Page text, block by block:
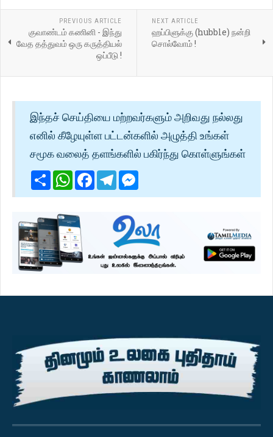
PREVIOUS ARTICLE
குவாண்டம் கணினி - இந்து
வேத தத்துவம் ஒரு கருத்தியல்
ஒப்பீடு !
NEXT ARTICLE
ஹப்பிளுக்கு (hubble) நன்றி
சொல்வோம் !
இந்தச் செய்தியை மற்றவர்களும் அறிவது நல்லது
எனில் கீழேயுள்ள பட்டன்களில் அழுத்தி உங்கள்
சமூக வலைத் தளங்களில் பகிர்ந்து கொள்ளுங்கள்
ShareWhatsApp
Facebook
Telegram